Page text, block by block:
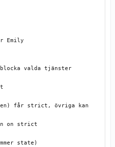
Emily
valda tjänster
får strict, övriga kan
on strict
state)